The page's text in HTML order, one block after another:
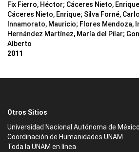
Fix Fierro, Héctor; Cáceres Nieto, Enrique
Cáceres Nieto, Enrique; Silva Forné,
Innamorato, Mauricio; Flores Mendoza,
Hernández Martínez, María del Pilar;
Alberto
2011
Otros Sitios
Universidad Nacional Autónoma de México
Coordinación de Humanidades UNAM
Toda la UNAM en línea